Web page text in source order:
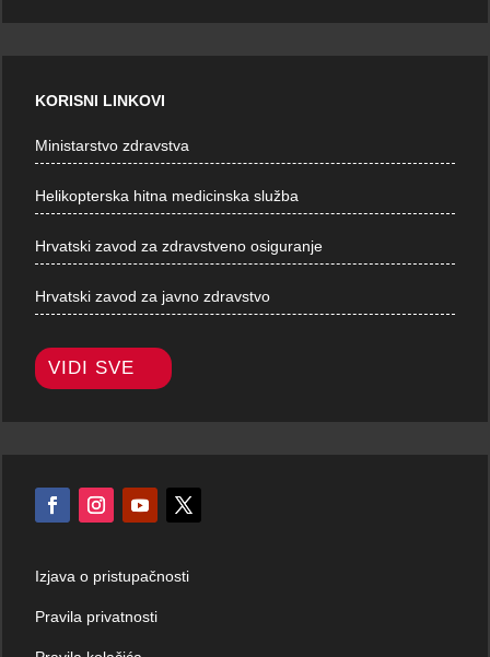
KORISNI LINKOVI
Ministarstvo zdravstva
Helikopterska hitna medicinska služba
Hrvatski zavod za zdravstveno osiguranje
Hrvatski zavod za javno zdravstvo
VIDI SVE
Izjava o pristupačnosti
Pravila privatnosti